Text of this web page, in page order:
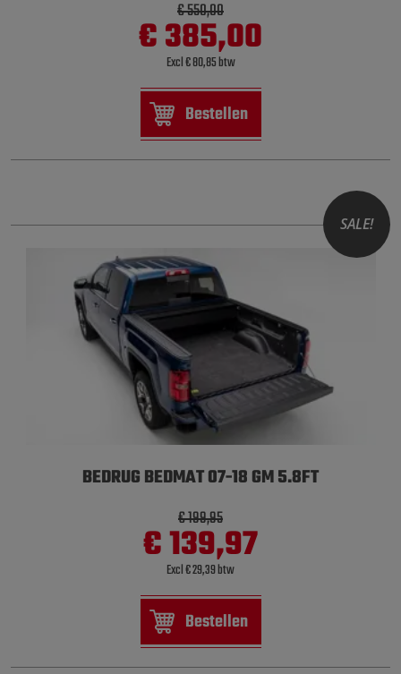
€ 550,00
€ 385,00
Excl € 80,85 btw
Bestellen
SALE!
BEDRUG BEDMAT 07-18 GM 5.8FT
€ 199,95
€ 139,97
Excl € 29,39 btw
Bestellen